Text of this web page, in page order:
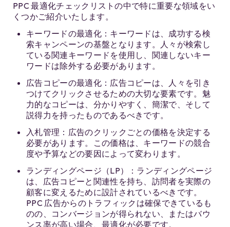
PPC 最適化チェックリストの中で特に重要な領域をい
くつかご紹介いたします。
キーワードの最適化：キーワードは、成功する検
索キャンペーンの基盤となります。人々が検索し
ている関連キーワードを使用し、関連しないキー
ワードは除外する必要があります。
広告コピーの最適化：広告コピーは、人々を引き
つけてクリックさせるための大切な要素です。魅
力的なコピーは、分かりやすく、簡潔で、そして
説得力を持ったものであるべきです。
入札管理：広告のクリックごとの価格を決定する
必要があります。この価格は、キーワードの競合
度や予算などの要因によって変わります。
ランディングページ（LP）：ランディングページ
は、広告コピーと関連性を持ち、訪問者を実際の
顧客に変えるために設計されているべきです。
PPC 広告からのトラフィックは確保できているも
のの、コンバージョンが得られない、またはバウ
ンス率が高い場合、最適化が必要です。